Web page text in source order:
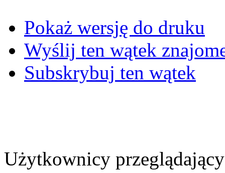
Pokaż wersję do druku
Wyślij ten wątek
Subskrybuj ten wątek
Użytkownicy